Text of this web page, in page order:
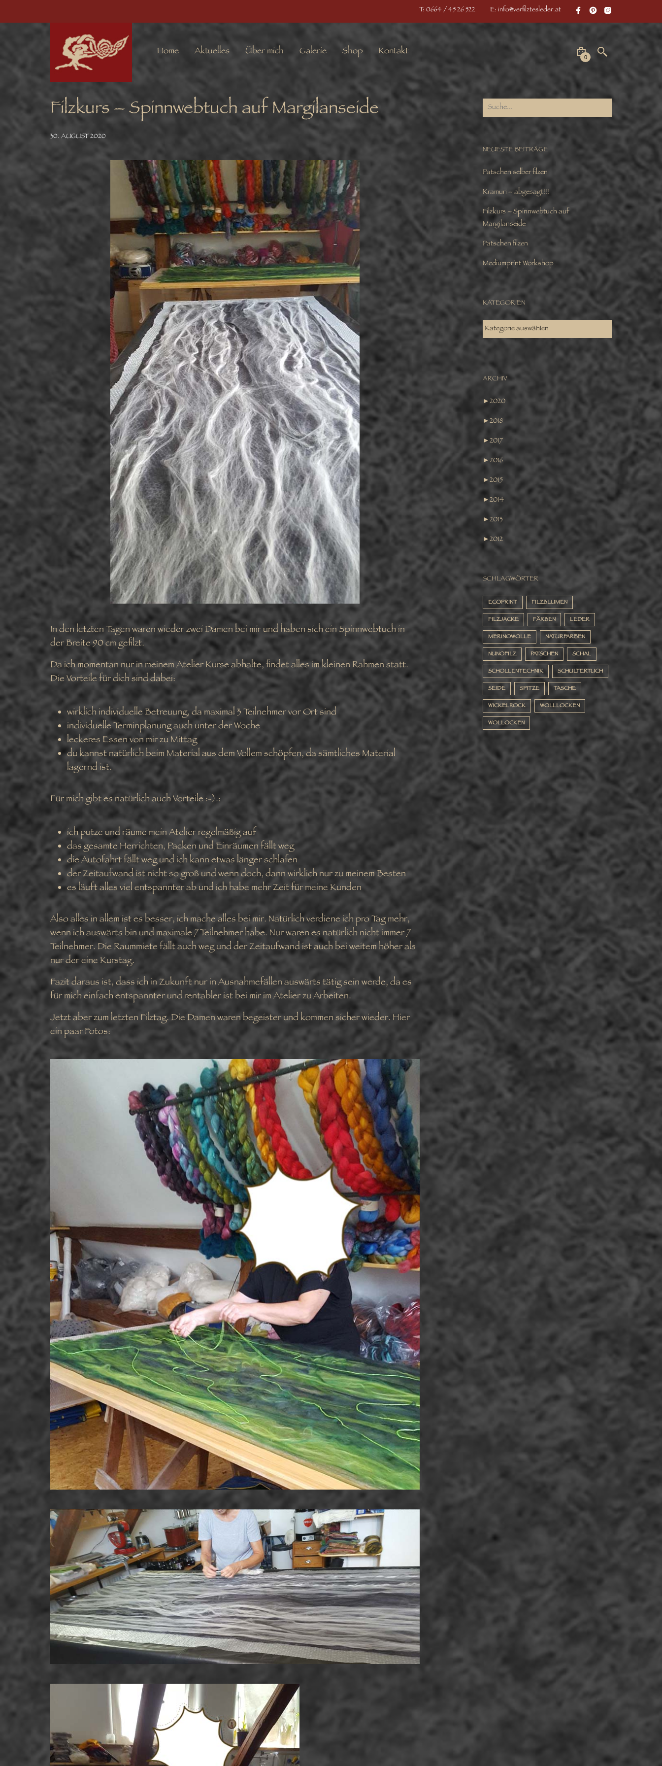
T: 0664 / 45 26 522 E: info@verfilztesleder.at
Home Aktuelles Über mich Galerie Shop Kontakt 0
Filzkurs – Spinnwebtuch auf Margilanseide
30. AUGUST 2020
In den letzten Tagen waren wieder zwei Damen bei mir und haben sich ein Spinnwebtuch in
der Breite 90 cm gefilzt.
Da ich momentan nur in meinem Atelier Kurse abhalte, findet alles im kleinen Rahmen statt.
Die Vorteile für dich sind dabei:
wirklich individuelle Betreuung, da maximal 3 Teilnehmer vor Ort sind
individuelle Terminplanung auch unter der Woche
leckeres Essen von mir zu Mittag
du kannst natürlich beim Material aus dem Vollem schöpfen, da sämtliches Material
lagernd ist.
Für mich gibt es natürlich auch Vorteile :-).:
ich putze und räume mein Atelier regelmäßig auf
das gesamte Herrichten, Packen und Einräumen fällt weg
die Autofahrt fällt weg und ich kann etwas länger schlafen
der Zeitaufwand ist nicht so groß und wenn doch, dann wirklich nur zu meinem Besten
es läuft alles viel entspannter ab und ich habe mehr Zeit für meine Kunden
Also alles in allem ist es besser, ich mache alles bei mir. Natürlich verdiene ich pro Tag mehr,
wenn ich auswärts bin und maximale 7 Teilnehmer habe. Nur waren es natürlich nicht immer 7
Teilnehmer. Die Raummiete fällt auch weg und der Zeitaufwand ist auch bei weitem höher als
nur der eine Kurstag.
Fazit daraus ist, dass ich in Zukunft nur in Ausnahmefällen auswärts tätig sein werde, da es
für mich einfach entspannter und rentabler ist bei mir im Atelier zu Arbeiten.
Jetzt aber zum letzten Filztag. Die Damen waren begeister und kommen sicher wieder. Hier
ein paar Fotos:
NEUESTE BEITRÄGE
Patschen selber filzen
Kramuri – abgesagt!!!
Filzkurs – Spinnwebtuch auf
Margilanseide
Patschen filzen
Mediumprint Workshop
KATEGORIEN
KATEGORIEN
ARCHIV
►2020
►2018
►2017
►2016
►2015
►2014
►2013
►2012
SCHLAGWÖRTER
ECOPRINT FILZBLUMEN
FILZJACKE FÄRBEN LEDER
MERINOWOLLE NATURFARBEN
NUNOFILZ PATSCHEN SCHAL
SCHOLLENTECHNIK SCHULTERTUCH
SEIDE SPITZE TASCHE
WICKELROCK WOLLLOCKEN
WOLLOCKEN